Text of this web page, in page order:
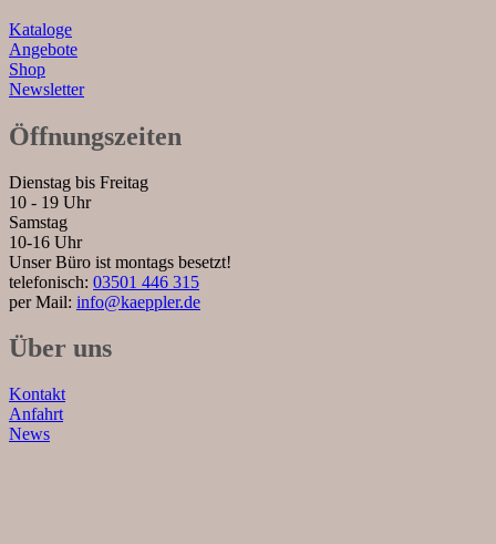
Kataloge
Angebote
Shop
Newsletter
Öffnungszeiten
Dienstag bis Freitag
10 - 19 Uhr
Samstag
10-16 Uhr
Unser Büro ist montags besetzt!
telefonisch: 03501 446 315
per Mail: info@kaeppler.de
Über uns
Kontakt
Anfahrt
News